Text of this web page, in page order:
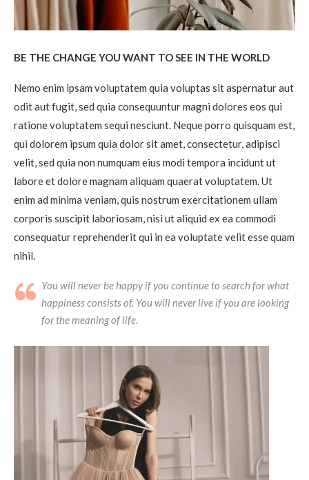
BE THE CHANGE YOU WANT TO SEE IN THE WORLD
Nemo enim ipsam voluptatem quia voluptas sit aspernatur aut
odit aut fugit, sed quia consequuntur magni dolores eos qui
ratione voluptatem sequi nesciunt. Neque porro quisquam est,
qui dolorem ipsum quia dolor sit amet, consectetur, adipisci
velit, sed quia non numquam eius modi tempora incidunt ut
labore et dolore magnam aliquam quaerat voluptatem. Ut
enim ad minima veniam, quis nostrum exercitationem ullam
corporis suscipit laboriosam, nisi ut aliquid ex ea commodi
consequatur reprehenderit qui in ea voluptate velit esse quam
nihil.
You will never be happy if you continue to search for what
happiness consists of. You will never live if you are looking
for the meaning of life.